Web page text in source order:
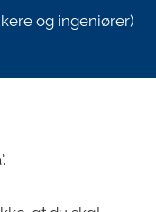
og ingeniører)